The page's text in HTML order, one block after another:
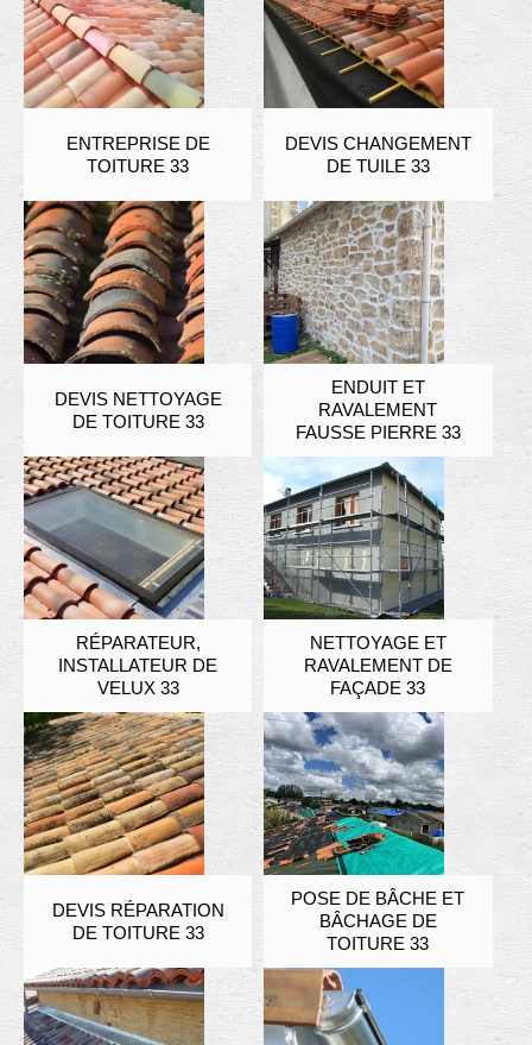
ENTREPRISE DE
TOITURE 33
DEVIS CHANGEMENT
DE TUILE 33
DEVIS NETTOYAGE
DE TOITURE 33
ENDUIT ET
RAVALEMENT
FAUSSE PIERRE 33
RÉPARATEUR,
INSTALLATEUR DE
VELUX 33
NETTOYAGE ET
RAVALEMENT DE
FAÇADE 33
DEVIS RÉPARATION
DE TOITURE 33
POSE DE BÂCHE ET
BÂCHAGE DE
TOITURE 33